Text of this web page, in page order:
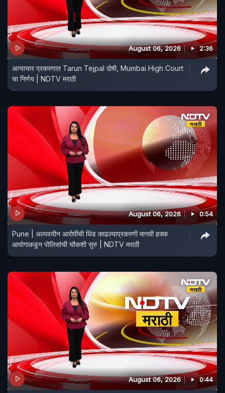
August 06, 2026 2:36
अत्याचार प्रकरणात Tarun Tejpal दोषी, Mumbai High Court
चा निर्णय | NDTV मराठी
August 06, 2026 0:54
Pune | अल्पवयीन आरोपींची धिंड काढल्याप्रकरणी मानवी हक्क
आयोगाकडून पोलिसांची चौकशी सुरु | NDTV मराठी
August 06, 2026 0:44